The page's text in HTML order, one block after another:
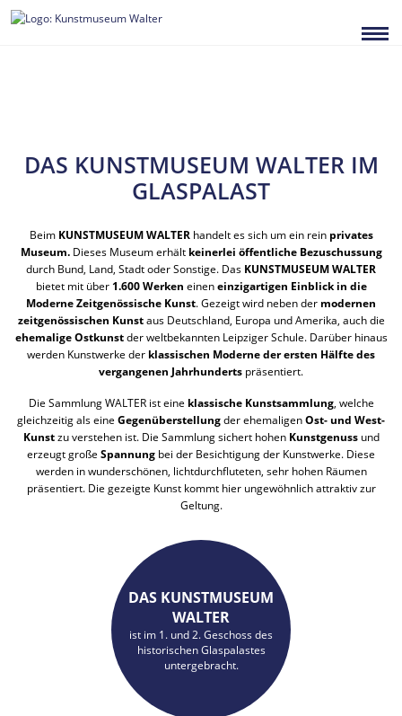
Zum
Inhalt
DAS KUNSTMUSEUM WALTER IM
GLASPALAST
Beim KUNSTMUSEUM WALTER handelt es sich um ein rein privates
Museum.Dieses Museum erhält keinerlei öffentliche Bezuschussung
durch Bund, Land, Stadt oder Sonstige. Das KUNSTMUSEUM WALTER
bietet mit über 1.600 Werken eineneinzigartigen Einblick in die
ModerneZeitgenössische Kunst. Gezeigt wird neben der modernen
zeitgenössischen Kunstaus Deutschland, Europa und Amerika, auch die
ehemalige Ostkunstder weltbekannten Leipziger Schule. Darüber hinaus
werden Kunstwerke der klassischen Moderne der ersten Hälfte des
vergangenen Jahrhunderts präsentiert.
Die Sammlung WALTER ist eine klassische Kunstsammlung, welche
gleichzeitig als eine Gegenüberstellungder ehemaligenOst- und West-
Kunstzu verstehen ist. Die Sammlung sichert hohen Kunstgenussund
erzeugt große Spannung bei der Besichtigung der Kunstwerke. Diese
werden in wunderschönen, lichtdurchfluteten, sehr hohen Räumen
präsentiert. Die gezeigte Kunst kommt hier ungewöhnlich attraktiv zur
Geltung.
DAS KUNSTMUSEUM
WALTER
ist im 1. und 2. Geschoss des
historischen Glaspalastes
untergebracht.